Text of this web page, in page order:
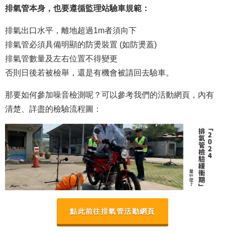
排氣管本身，也要遵循監理站驗車規範：
排氣出口水平，離地超過1m者須向下
排氣管必須具備明顯的防燙裝置 (如防燙蓋)
排氣管數量及左右位置不得變更
否則日後若被檢舉，還是有機會被請回去驗車。
那要如何參加噪音檢測呢？可以參考我們的活動網頁，內有
清楚、詳盡的檢驗流程圖：
點此前往排氣管活動網頁